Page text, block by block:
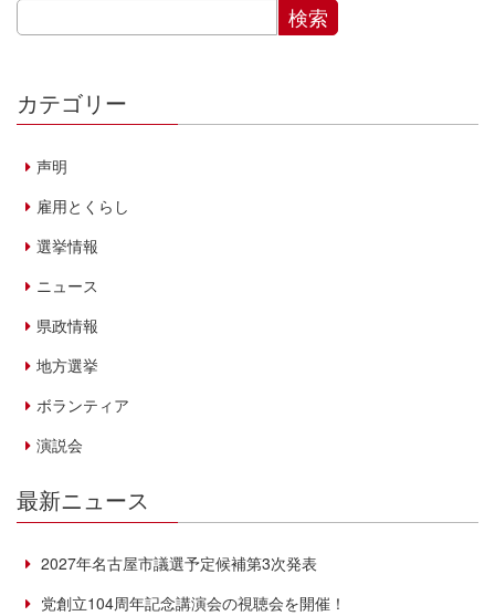
カテゴリー
声明
雇用とくらし
選挙情報
ニュース
県政情報
地方選挙
ボランティア
演説会
最新ニュース
2027年名古屋市議選予定候補第3次発表
党創立104周年記念講演会の視聴会を開催！